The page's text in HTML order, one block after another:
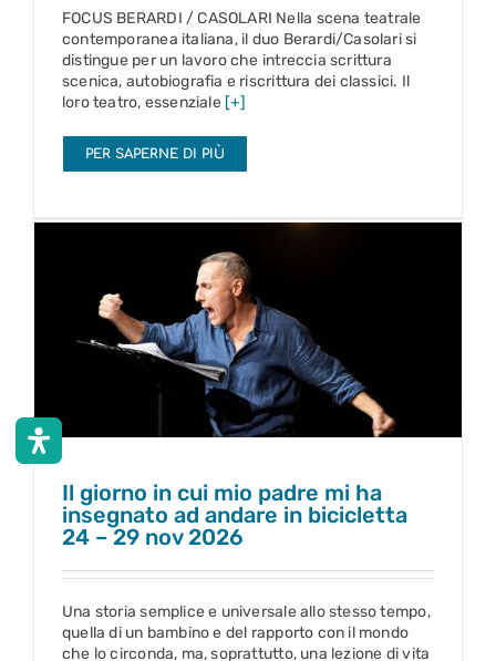
FOCUS BERARDI / CASOLARI Nella scena teatrale
contemporanea italiana, il duo Berardi/Casolari si
distingue per un lavoro che intreccia scrittura
scenica, autobiografia e riscrittura dei classici. Il
loro teatro, essenziale [+]
PER SAPERNE DI PIÙ
Il giorno in cui mio padre mi ha insegnato ad
andare in bicicletta
24 – 29 nov 2026
Il giorno in cui mio padre mi ha
insegnato ad andare in bicicletta
24 – 29 nov 2026
Una storia semplice e universale allo stesso tempo,
quella di un bambino e del rapporto con il mondo
che lo circonda, ma, soprattutto, una lezione di vita